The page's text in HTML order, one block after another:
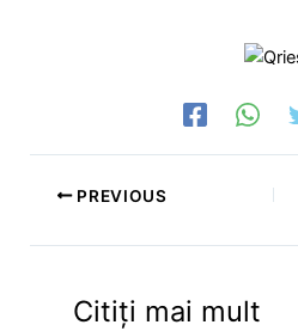
PREVIOUS
Citiți mai mult